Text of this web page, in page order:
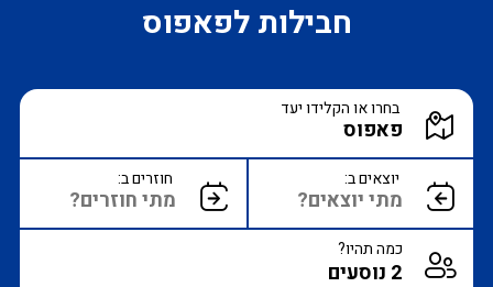
חבילות לפאפוס
בחרו או הקלידו יעדהקלד יעד או עבור לכפתור הבא לבחירת יעדהצג רשימת יעדים לבחירה
יוצאים ב: חוזרים ב:
כמה תהיו?